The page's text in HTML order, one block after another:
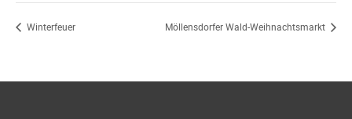
Winterfeuer Möllensdorfer Wald-Weihnachtsmarkt